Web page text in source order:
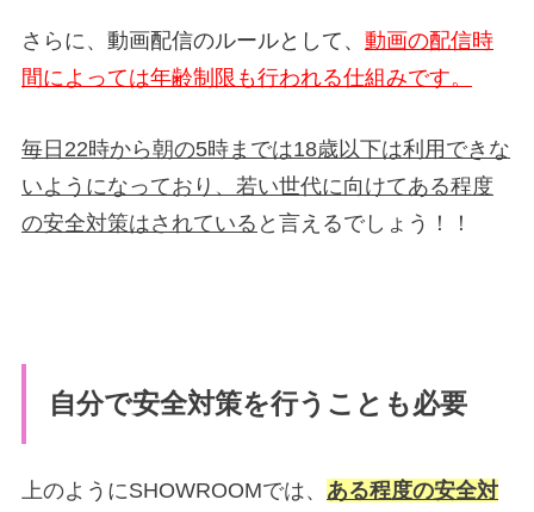
さらに、 動画配信のルールとして、 動画の配信時
間によっては年齢制限も行われる仕組みです。
毎日22時から朝の5時までは18歳以下は利用できな
いようになっており、若い世代に向けてある程度
の安全対策はされている と言えるでしょう！！
自分で安全対策を行うことも必要
上のようにSHOWROOMでは、 ある程度の安全対